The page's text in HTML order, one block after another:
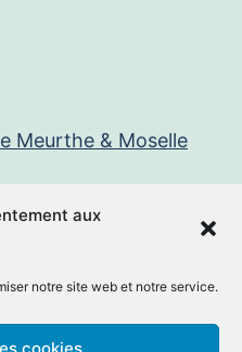
aux
notre site web et notre service.
cookies
Meurthe & Moselle
de confidentialité